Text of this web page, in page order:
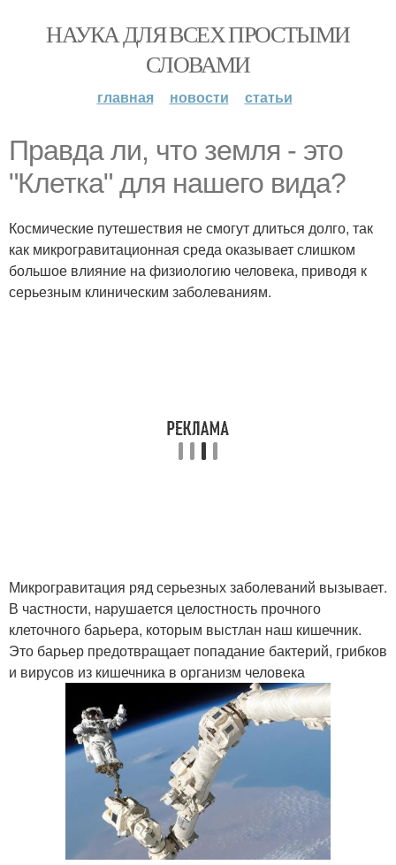
НАУКА ДЛЯ ВСЕХ ПРОСТЫМИ
СЛОВАМИ
главная новости статьи
Правда ли, что земля - это
"Клетка" для нашего вида?
Космические путешествия не смогут длиться долго, так
как микрогравитационная среда оказывает слишком
большое влияние на физиологию человека, приводя к
серьезным клиническим заболеваниям.
Микрогравитация ряд серьезных заболеваний вызывает.
В частности, нарушается целостность прочного
клеточного барьера, которым выстлан наш кишечник.
Это барьер предотвращает попадание бактерий, грибков
и вирусов из кишечника в организм человека